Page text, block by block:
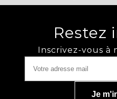
Restez
Inscrivez-vous